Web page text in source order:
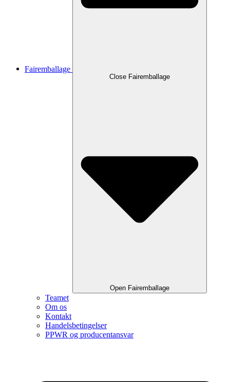
Fairemballage
Close Fairemballage
Open Fairemballage
Teamet
Om os
Kontakt
Handelsbetingelser
PPWR og producentansvar